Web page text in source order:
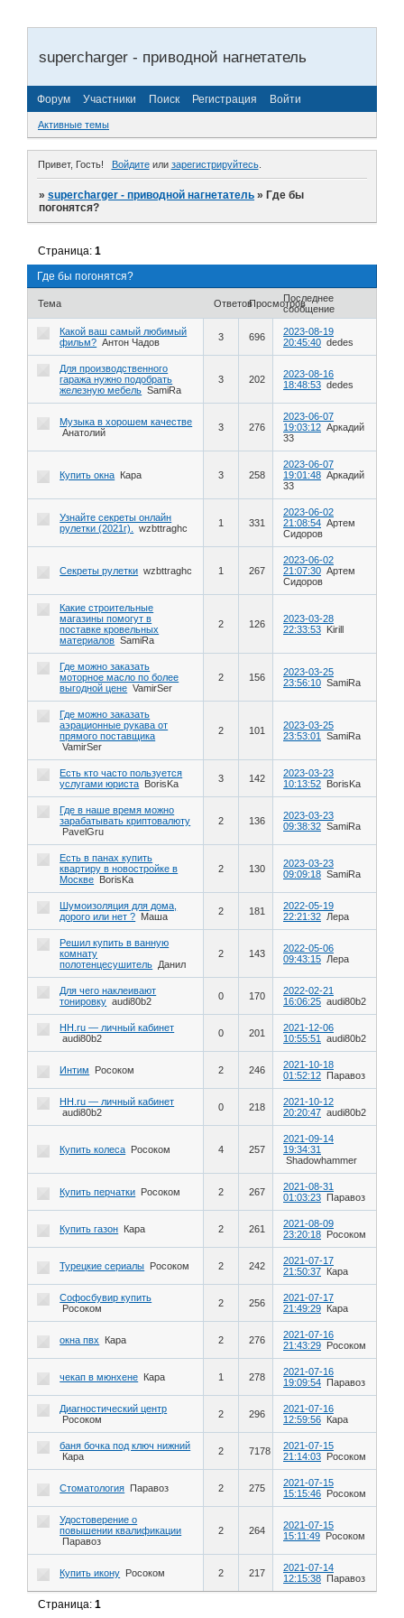
supercharger - приводной нагнетатель
Форум Участники Поиск Регистрация Войти
Активные темы
Привет, Гость! Войдитеили зарегистрируйтесь.
»supercharger - приводной нагнетатель »Где бы
погонятся?
Где бы погонятся?
Страница:1
Тема ОтветовПросмотровПоследнее
сообщение
Какой ваш самый любимый
фильм? Антон Чадов 3 696
2023-08-19
20:45:40 dedes
Для производственного
гаража нужно подобрать
железную мебель SamiRa
3 202
2023-08-16
18:48:53 dedes
Музыка в хорошем качестве
Анатолий
3 276
2023-06-07
19:03:12 Аркадий
33
Купить окна Кара 3 258
2023-06-07
19:01:48 Аркадий
33
Узнайте секреты онлайн
рулетки (2021г).
wzbttraghc 1 331
2023-06-02
21:08:54 Артем
Сидоров
Секреты рулетки wzbttraghc 1 267
2023-06-02
21:07:30 Артем
Сидоров
Какие строительные
магазины помогут в
поставке кровельных
материалов SamiRa
2 126
2023-03-28
22:33:53
Kirill
Где можно заказать
моторное масло по более
выгодной цене VamirSer
2 156
2023-03-25
23:56:10 SamiRa
Где можно заказать
аэрационные рукава от
прямого поставщика
VamirSer
2 101
2023-03-25
23:53:01
SamiRa
Есть кто часто пользуется
услугами юриста
BorisKa 3 142
2023-03-23
10:13:52
BorisKa
Где в наше время можно
зарабатывать криптовалюту
PavelGru
2 136
2023-03-23
09:38:32 SamiRa
Есть в панах купить
квартиру в новостройке в
Москве
BorisKa
2 130
2023-03-23
09:09:18 SamiRa
Шумоизоляция для дома,
дорого или нет ? Маша 2 181
2022-05-19
22:21:32 Лера
Решил купить в ванную
комнату
полотенцесушитель Данил
2 143
2022-05-06
09:43:15 Лера
Для чего наклеивают
тонировку audi80b2 0 170
2022-02-21
16:06:25 audi80b2
HH.ru — личный кабинет
audi80b2
0 201
2021-12-06
10:55:51
audi80b2
Интим Росоком 2 246
2021-10-18
01:52:12
Паравоз
HH.ru — личный кабинет
audi80b2
0 218
2021-10-12
20:20:47 audi80b2
Купить колеса Росоком 4 257
2021-09-14
19:34:31
Shadowhammer
Купить перчатки Росоком 2 267
2021-08-31
01:03:23
Паравоз
Купить газон Кара 2 261
2021-08-09
23:20:18
Росоком
Турецкие сериалы Росоком 2 242
2021-07-17
21:50:37
Кара
Софосбувир купить
Росоком
2 256
2021-07-17
21:49:29
Кара
окна пвх Кара 2 276
2021-07-16
21:43:29
Росоком
чекап в мюнхене Кара 1 278
2021-07-16
19:09:54
Паравоз
Диагностический центр
Росоком
2 296
2021-07-16
12:59:56
Кара
баня бочка под ключ нижний
Кара
2 7178
2021-07-15
21:14:03
Росоком
Стоматология Паравоз 2 275
2021-07-15
15:15:46
Росоком
Удостоверение о
повышении квалификации
Паравоз
2 264
2021-07-15
15:11:49
Росоком
Купить икону Росоком 2 217
2021-07-14
12:15:38
Паравоз
Страница:1